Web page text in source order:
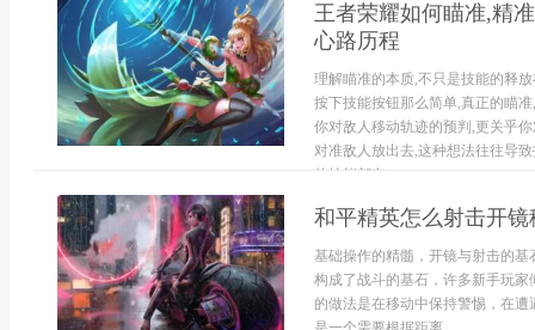
王者荣耀如何瞄准,精
心路历程
理解瞄准的本质,不只是技能的释
按下技能按钮那么简单,真正的瞄
你对敌人移动轨迹的预判,更关乎
对准敌人放出去,这种想法往往导
的技能都有...
和平精英怎么射击开
基础操作的精髓，开镜与射击的
构成了战斗的基石，许多新手玩
的做法是在移动中保持警惕，在